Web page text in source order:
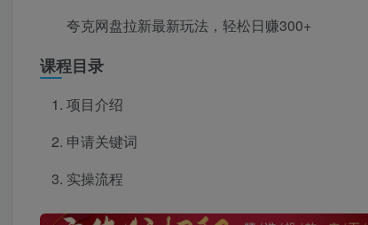
夸克网盘拉新最新玩法，轻松日赚300+
课程目录
项目介绍
申请关键词
实操流程